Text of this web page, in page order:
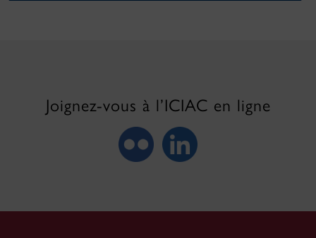
Joignez-vous à l’ICIAC en ligne